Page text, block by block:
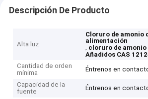
Descripción De Producto
Alta luz
Cloruro de amonio
alimentación
, cloruro de amonio
Añadidos CAS
Cantidad de orden
mínima
Éntrenos en
Capacidad de la
fuente
Éntrenos en